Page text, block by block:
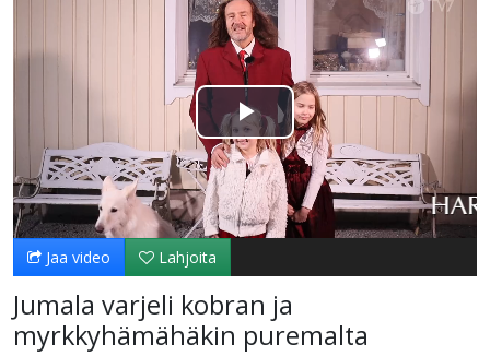
Toista
Video
Jaa video Lahjoita
Jumala varjeli kobran ja
myrkkyhämähäkin puremalta